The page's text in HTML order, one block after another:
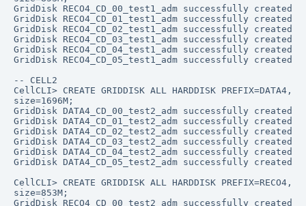
GridDisk RECO4_CD_00_test1_adm successfully created
GridDisk RECO4_CD_01_test1_adm successfully created
GridDisk RECO4_CD_02_test1_adm successfully created
GridDisk RECO4_CD_03_test1_adm successfully created
GridDisk RECO4_CD_04_test1_adm successfully created
GridDisk RECO4_CD_05_test1_adm successfully created
-- CELL2
CellCLI> CREATE GRIDDISK ALL HARDDISK PREFIX=DATA4,
size=1696M;
GridDisk DATA4_CD_00_test2_adm successfully created
GridDisk DATA4_CD_01_test2_adm successfully created
GridDisk DATA4_CD_02_test2_adm successfully created
GridDisk DATA4_CD_03_test2_adm successfully created
GridDisk DATA4_CD_04_test2_adm successfully created
GridDisk DATA4_CD_05_test2_adm successfully created
CellCLI> CREATE GRIDDISK ALL HARDDISK PREFIX=RECO4,
size=853M;
GridDisk RECO4_CD_00_test2_adm successfully created